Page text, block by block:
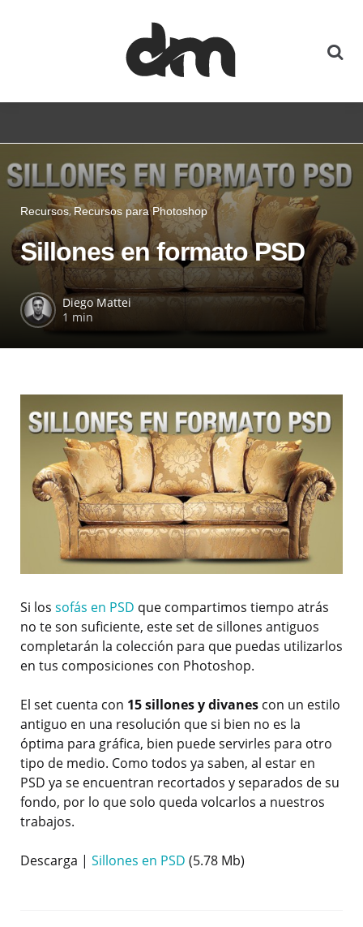
Recursos Recursos para Photoshop
Sillones en formato PSD
Diego Mattei
1 min
Si los sofás en PSD que compartimos tiempo atrás
no te son suficiente, este set de sillones antiguos
completarán la colección para que puedas utilizarlos
en tus composiciones con Photoshop.
El set cuenta con 15 sillones y divanes con un estilo
antiguo en una resolución que si bien no es la
óptima para gráfica, bien puede servirles para otro
tipo de medio. Como todos ya saben, al estar en
PSD ya se encuentran recortados y separados de su
fondo, por lo que solo queda volcarlos a nuestros
trabajos.
Descarga | Sillones en PSD (5.78 Mb)